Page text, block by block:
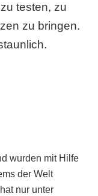
testen, zu
zu bringen.
wurden mit Hilfe
der Welt
nur unter